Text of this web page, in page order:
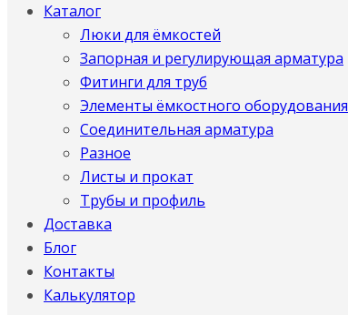
Каталог
Люки для ёмкостей
Запорная и регулирующая арматура
Фитинги для труб
Элементы ёмкостного оборудования
Соединительная арматура
Разное
Листы и прокат
Трубы и профиль
Доставка
Блог
Контакты
Калькулятор